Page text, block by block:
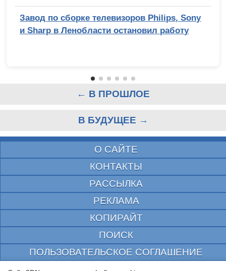
Завод по сборке телевизоров Philips, Sony
и Sharp в Ленобласти остановил работу
← В ПРОШЛОЕ
В БУДУЩЕЕ →
О САЙТЕ
КОНТАКТЫ
РАССЫЛКА
РЕКЛАМА
КОПИРАЙТ
ПОИСК
ПОЛЬЗОВАТЕЛЬСКОЕ СОГЛАШЕНИЕ